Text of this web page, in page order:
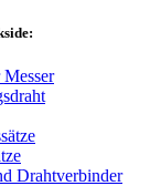
Drahtverbinder